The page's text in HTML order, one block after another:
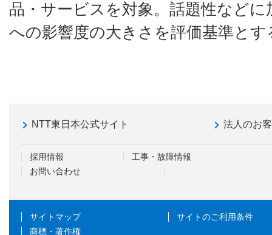
品・サービスを対象。話題性など
への影響度の大きさを評価基準とす
NTT東日本公式サイト 法人のお
採用情報
工事・故障情報
お問い合わせ
サイトマップ
サイトのご利用条件
商標・著作権